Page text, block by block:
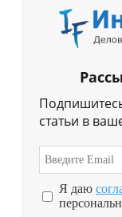
статьи в
Я даю